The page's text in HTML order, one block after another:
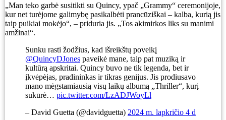
„Man teko garbė susitikti su Quincy, ypač „Grammy“ ceremonijoje,
kur net turėjome galimybę pasikalbėti prancūziškai – kalba, kurią jis
taip puikiai mokėjo“, – priduria jis. „Tos akimirkos liks su manimi
amžinai“.
Sunku rasti žodžius, kad išreikštų poveikį
@QuincyDJones paveikė mane, taip pat muziką ir
kultūrą apskritai. Quincy buvo ne tik legenda, bet ir
įkvėpėjas, pradininkas ir tikras genijus. Jis prodiusavo
mano mėgstamiausią visų laikų albumą „Thriller“, kurį
sukūrė… pic.twitter.com/LzADJWoyLl
– David Guetta (@davidguetta) 2024 m. lapkričio 4 d